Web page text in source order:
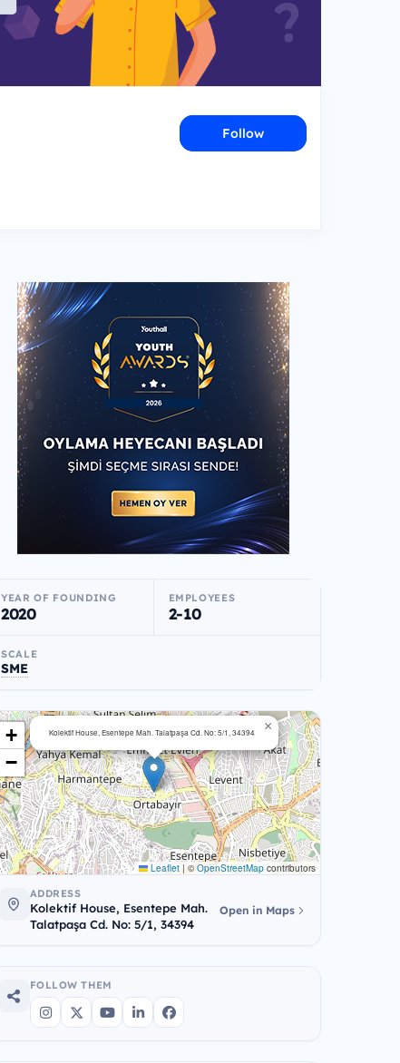
Follow
YEAR OF FOUNDING
2020
EMPLOYEES
2-10
SCALE
SME
Kolektif House, Esentepe Mah. Talatpaşa Cd. No: 5/1, 34394 ×
+
−
Leaflet |©OpenStreetMap contributors
ADDRESS
Kolektif House, Esentepe Mah.
Talatpaşa Cd. No: 5/1, 34394
Open in Maps
FOLLOW THEM